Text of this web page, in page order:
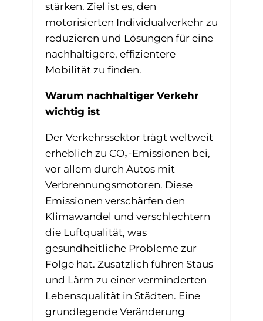
stärken. Ziel ist es, den
motorisierten Individualverkehr zu
reduzieren und Lösungen für eine
nachhaltigere, effizientere
Mobilität zu finden.
Warum nachhaltiger Verkehr
wichtig ist
Der Verkehrssektor trägt weltweit
erheblich zu CO₂-Emissionen bei,
vor allem durch Autos mit
Verbrennungsmotoren. Diese
Emissionen verschärfen den
Klimawandel und verschlechtern
die Luftqualität, was
gesundheitliche Probleme zur
Folge hat. Zusätzlich führen Staus
und Lärm zu einer verminderten
Lebensqualität in Städten. Eine
grundlegende Veränderung